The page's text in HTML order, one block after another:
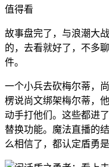
故事盘完了，与浪潮大
的，去看就好了，不多
件。
一个小兵去砍梅尔蒂，
楞说尚文绑架梅尔蒂，
动手打他们。这些都进
替换功能。魔法直播的
么相信了，都认定盾勇